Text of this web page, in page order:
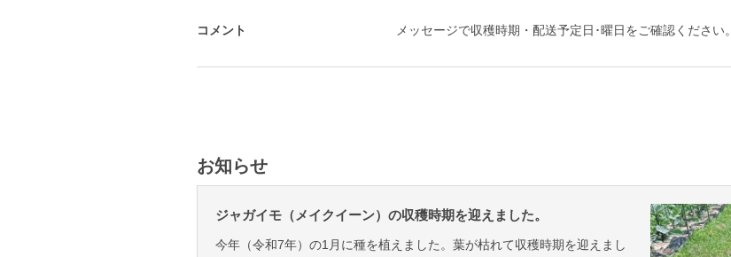
コメント メッセージで収穫時期・配送予定日･曜日をご確認ください。
お知らせ
ジャガイモ（メイクイーン）の収穫時期を迎えました。
今年（令和7年）の1月に種を植えました。葉が枯れて収穫時期を迎えまし